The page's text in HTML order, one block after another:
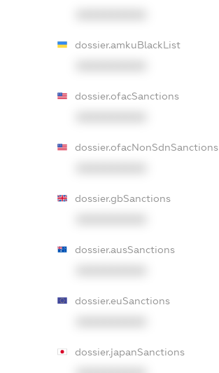
dossier.amkuBlackList
dossier.ofacSanctions
dossier.ofacNonSdnSanctions
dossier.gbSanctions
dossier.ausSanctions
dossier.euSanctions
dossier.japanSanctions